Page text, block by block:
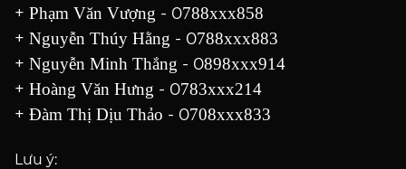
+ Phạm Văn Vượng - 0788xxx858
+ Nguyễn Thúy Hằng - 0788xxx883
+ Nguyễn Minh Thắng - 0898xxx914
+ Hoàng Văn Hưng - 0783xxx214
+ Đàm Thị Dịu Thảo - 0708xxx833
Lưu ý: